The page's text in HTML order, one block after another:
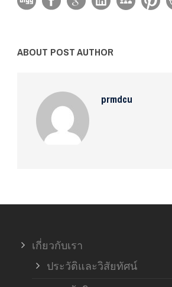
ABOUT POST AUTHOR
prmdcu
เกี่ยวกับเรา
ประวัติและวิสัยทัศน์